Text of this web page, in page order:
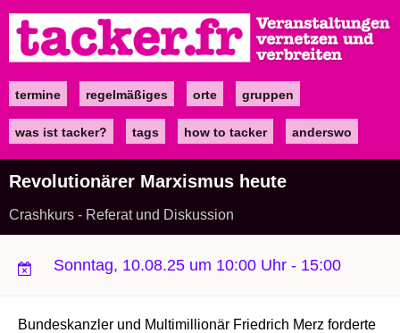
zum
Inhalt
Maintermine regelmäßiges orte gruppen
was ist tacker? tags how to tacker anderswo
Revolutionärer Marxismus heute
Crashkurs - Referat und Diskussion
Sonntag, 10.08.25 um 10:00 Uhr - 15:00
Bundeskanzler und Multimillionär Friedrich Merz forderte